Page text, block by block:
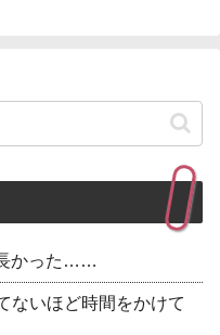
かった……
ないほど時間をかけて